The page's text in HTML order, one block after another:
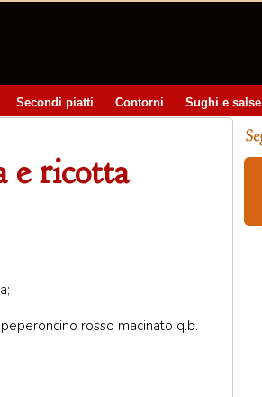
Secondi piatti Contorni Sughi e salse
e ricotta
rosso macinato q.b.